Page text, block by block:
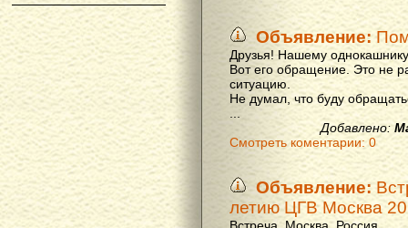
Объявление:
Друзья! Нашему
Вот его обращение. Это не
ситуацию.
Не думал, что буду
Добавлено:
Смотреть коментарии: 0
Объявление:
летию ЦГВ Москва
Встреча, Москва, Россия